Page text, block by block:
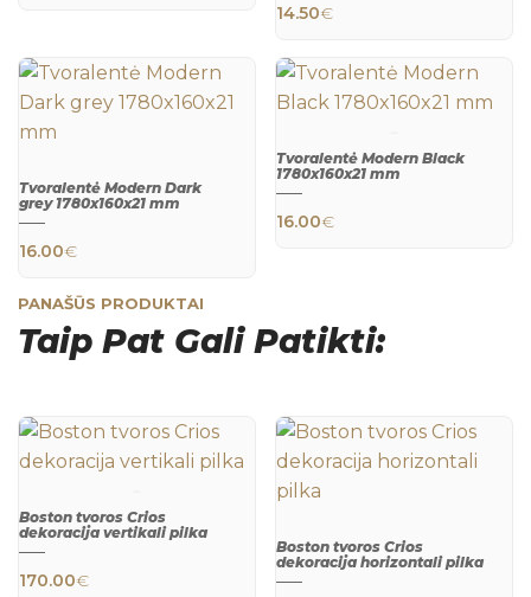
14.50€
Tvoralentė Modern Dark
grey 1780x160x21 mm
16.00€
Tvoralentė Modern Black
1780x160x21 mm
16.00€
PANAŠŪS PRODUKTAI
Taip Pat Gali Patikti:
Boston tvoros Crios
dekoracija vertikali pilka
170.00€
Boston tvoros Crios
dekoracija horizontali pilka